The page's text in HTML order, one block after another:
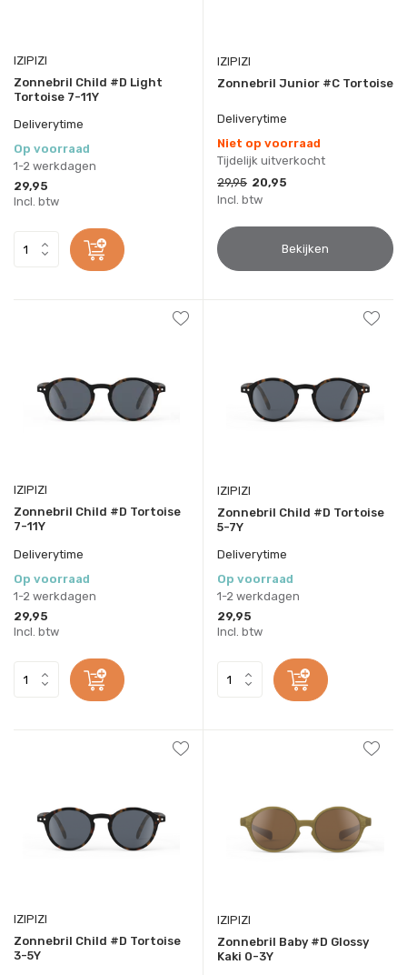
IZIPIZI
Zonnebril Child #D Light
Tortoise 7-11Y
Deliverytime
Op voorraad
1-2 werkdagen
29,95
Incl. btw
IZIPIZI
Zonnebril Junior #C Tortoise
Deliverytime
Niet op voorraad
Tijdelijk uitverkocht
29,95 20,95
Incl. btw
Bekijken
IZIPIZI
Zonnebril Child #D Tortoise
7-11Y
Deliverytime
Op voorraad
1-2 werkdagen
29,95
Incl. btw
IZIPIZI
Zonnebril Child #D Tortoise
5-7Y
Deliverytime
Op voorraad
1-2 werkdagen
29,95
Incl. btw
IZIPIZI
Zonnebril Child #D Tortoise
3-5Y
IZIPIZI
Zonnebril Baby #D Glossy
Kaki 0-3Y